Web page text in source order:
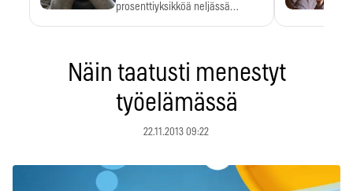
prosenttiyksikköä neljässä
Näin taatusti menestyt
työelämässä
22.11.2013 09:22